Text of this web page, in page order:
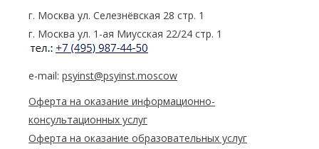
г. Москва ул. Селезнёвская 28 стр. 1
г. Москва ул. 1-ая Миусская 22/24 стр. 1
e-mail: psyinst@psyinst.moscow
Оферта на оказание информационно-
консультационных услуг
Оферта на оказание образовательных услуг